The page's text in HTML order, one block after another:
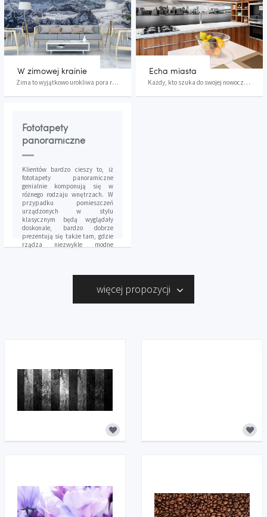
W zimowej krainie
Zima to wyjątkowo urokliwa pora roku. Każdy jej...
Echa miasta
Każdy, kto szuka do swojej nowoczesnej kuchni o...
Fototapety
panoramiczne
Klientów bardzo cieszy to, iż
fototapety panoramiczne
genialnie komponują się w
różnego rodzaju wnętrzach. W
przypadku pomieszczeń
urządzonych w stylu
klasycznym będą wyglądały
doskonale, bardzo dobrze
prezentują się także tam, gdzie
rządza niezwykle modne
cudowne górskie szczyty,
nadmorskie pejzaże, wiosenne
łąki, niezmierzone jeziora –
więcej propozycji